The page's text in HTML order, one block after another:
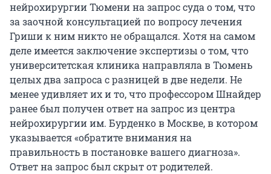
нейрохирургии Тюмени на запрос суда о том, что
за заочной консультацией по вопросу лечения
Гриши к ним никто не обращался. Хотя на самом
деле имеется заключение экспертизы о том, что
университетская клиника направляла в Тюмень
целых два запроса с разницей в две недели. Не
менее удивляет их и то, что профессором Шнайдер
ранее был получен ответ на запрос из центра
нейрохирургии им. Бурденко в Москве, в котором
указывается «обратите внимания на
правильность в постановке вашего диагноза».
Ответ на запрос был скрыт от родителей.